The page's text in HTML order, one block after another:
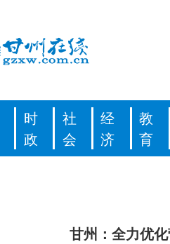
时
政
社
会
经
济
教
育
甘州：全力优